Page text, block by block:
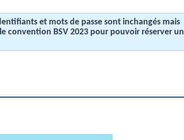
et mots de passe sont inchangés mais
convention BSV 2023 pour pouvoir réserver un